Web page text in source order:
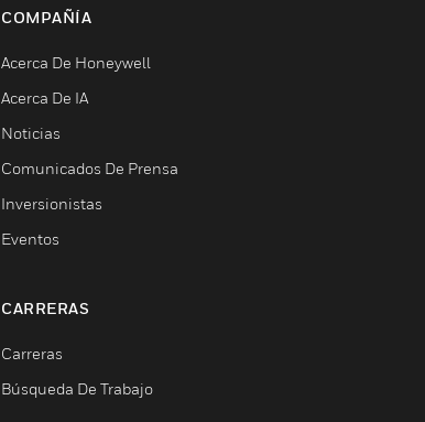
COMPAÑÍA
Acerca De Honeywell
Acerca De IA
Noticias
Comunicados De Prensa
Inversionistas
Eventos
CARRERAS
Carreras
Búsqueda De Trabajo